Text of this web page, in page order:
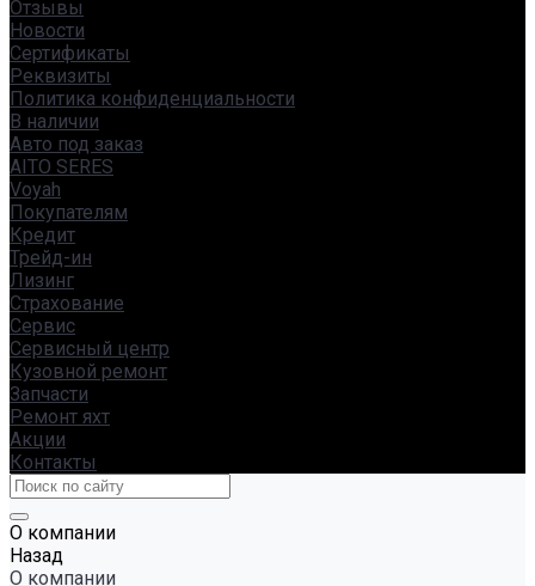
Отзывы
Новости
Сертификаты
Реквизиты
Политика конфиденциальности
В наличии
Авто под заказ
AITO SERES
Voyah
Покупателям
Кредит
Трейд-ин
Лизинг
Страхование
Сервис
Сервисный центр
Кузовной ремонт
Запчасти
Ремонт яхт
Акции
Контакты
О компании
Назад
О компании